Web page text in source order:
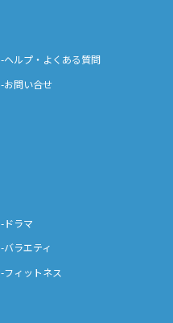
-ヘルプ・よくある質問
-お問い合せ
-ドラマ
-バラエティ
-フィットネス